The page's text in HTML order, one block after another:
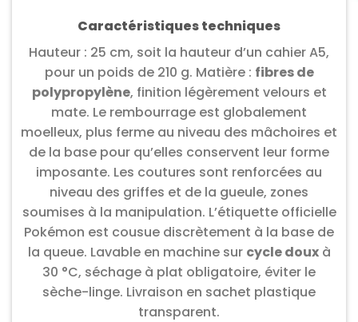
Caractéristiques techniques
Hauteur : 25 cm, soit la hauteur d’un cahier A5,
pour un poids de 210 g. Matière : fibres de
polypropylène, finition légèrement velours et
mate. Le rembourrage est globalement
moelleux, plus ferme au niveau des mâchoires et
de la base pour qu’elles conservent leur forme
imposante. Les coutures sont renforcées au
niveau des griffes et de la gueule, zones
soumises à la manipulation. L’étiquette officielle
Pokémon est cousue discrètement à la base de
la queue. Lavable en machine sur cycle douxà
30 °C, séchage à plat obligatoire, éviter le
sèche-linge. Livraison en sachet plastique
transparent.